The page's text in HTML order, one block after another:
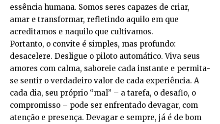
essência humana. Somos seres capazes de criar,
amar e transformar, refletindo aquilo em que
acreditamos e naquilo que cultivamos.
Portanto, o convite é simples, mas profundo:
desacelere. Desligue o piloto automático. Viva seus
amores com calma, saboreie cada instante e permita-
se sentir o verdadeiro valor de cada experiência. A
cada dia, seu próprio “mal” – a tarefa, o desafio, o
compromisso – pode ser enfrentado devagar, com
atenção e presença. Devagar e sempre, já é de bom